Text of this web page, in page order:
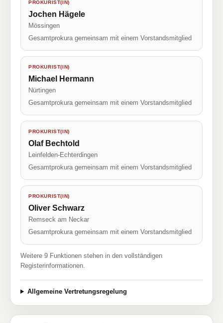
PROKURIST(IN)
Jochen Hägele
Mössingen
Gesamtprokura gemeinsam mit einem Vorstandsmitglied
PROKURIST(IN)
Michael Hermann
Nürtingen
Gesamtprokura gemeinsam mit einem Vorstandsmitglied
PROKURIST(IN)
Olaf Bechtold
Leinfelden-Echterdingen
Gesamtprokura gemeinsam mit einem Vorstandsmitglied
PROKURIST(IN)
Oliver Schwarz
Remseck am Neckar
Gesamtprokura gemeinsam mit einem Vorstandsmitglied
Weitere 9 Funktionen stehen in den vollständigen
Registerinformationen.
Allgemeine Vertretungsregelung